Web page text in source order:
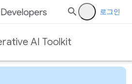
로그인
AI Toolkit